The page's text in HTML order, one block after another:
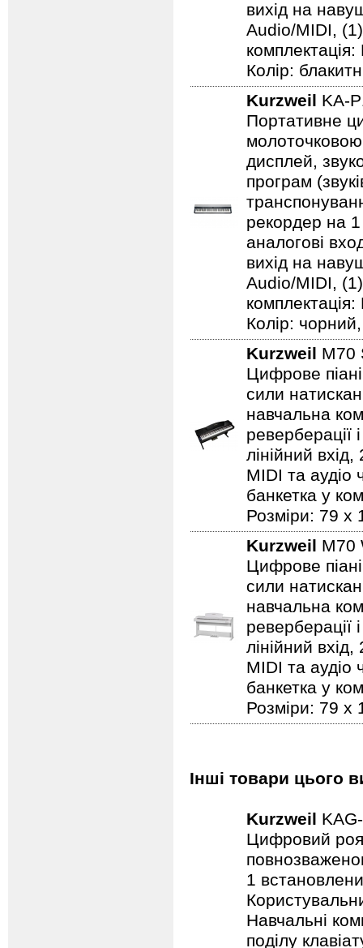
вихід на
Audio/MIDI,
Колір:
Kurzweil KA-
Портативне
дисплей,
програм
рекордер на
аналогові
вихід на
Audio/MIDI,
Колір:
Kurzweil
Цифрове
сили
навчальна
лінійний
MIDI та аудіо
банкетка у
Розміри: 79 х
Kurzweil
Цифрове
сили
навчальна
лінійний
MIDI та аудіо
банкетка у
Розміри: 79 х
Інші товари цього
Kurzweil
Цифровий
1
Навчальні
поділу